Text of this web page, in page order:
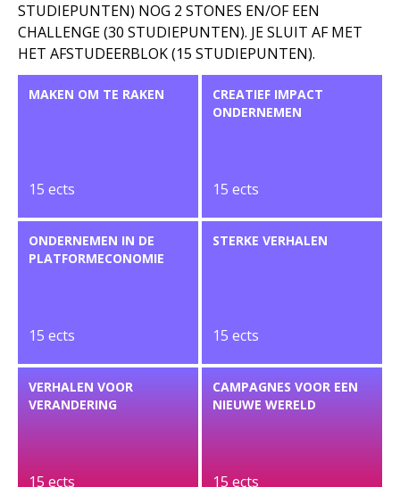
STUDIEPUNTEN) NOG 2 STONES EN/OF EEN
CHALLENGE (30 STUDIEPUNTEN). JE SLUIT AF MET
HET AFSTUDEERBLOK (15 STUDIEPUNTEN).
MAKEN OM TE RAKEN
15 ects
CREATIEF IMPACT
ONDERNEMEN
15 ects
ONDERNEMEN IN DE
PLATFORMECONOMIE
15 ects
STERKE VERHALEN
15 ects
VERHALEN VOOR
VERANDERING
15 ects
CAMPAGNES VOOR EEN
NIEUWE WERELD
15 ects